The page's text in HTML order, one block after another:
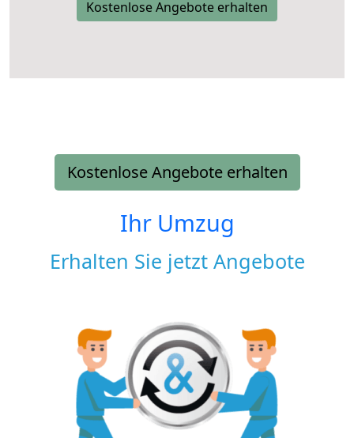
Kostenlose Angebote erhalten
Kostenlose Angebote erhalten
Ihr Umzug
Erhalten Sie jetzt Angebote